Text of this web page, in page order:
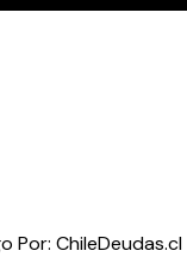
Por: ChileDeudas.cl